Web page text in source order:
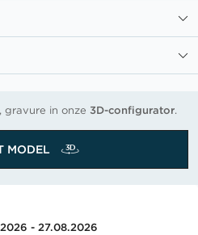
gravure in onze 3D-configurator.
MODEL
- 27.08.2026